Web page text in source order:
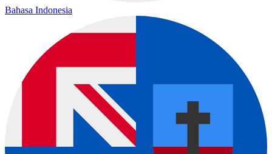
Bahasa Indonesia